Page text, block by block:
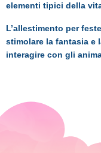
elementi tipici della
L’allestimento per
stimolare la fantasia e
interagire con gli